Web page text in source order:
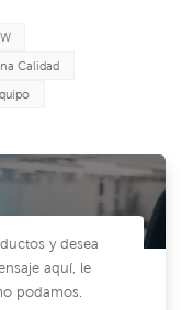
Calidad
y desea
aquí, le
podamos.